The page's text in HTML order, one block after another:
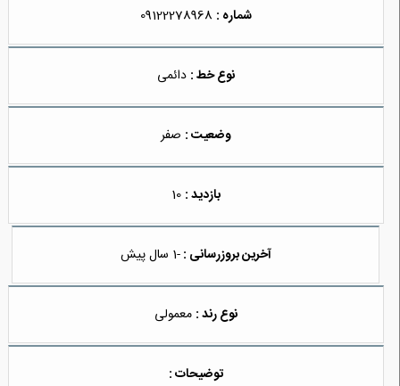
شماره : 09122278968
نوع خط : دائمی
وضعیت : صفر
بازدید : 10
آخرین بروزرسانی :-1 سال پیش
نوع رند : معمولی
توضیحات :